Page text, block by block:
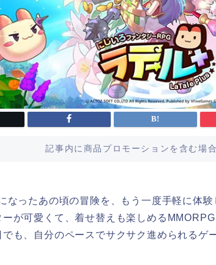
記事内に商品プロモーションを含む場
なったあの頃の冒険を、もう一度手軽に体験
ーが可愛くて、着せ替えも楽しめるMMORPG
でも、自分のペースでサクサク進められるゲ